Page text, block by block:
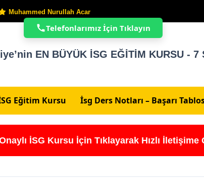
Muhammed Nurullah Acar
EN BÜYÜK İSG EĞİTİM KURSU - 7
Eğitim Kursu İsg Ders Notları – Başarı
İSG Kursu İçin Tıklayarak Hızlı İletişime
Telefonlarımız İçin Tıklayın